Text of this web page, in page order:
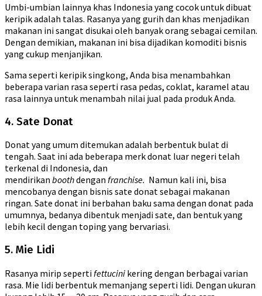
Umbi-umbian lainnya khas Indonesia yang cocok untuk dibuat
keripik adalah talas. Rasanya yang gurih dan khas menjadikan
makanan ini sangat disukai oleh banyak orang sebagai cemilan.
Dengan demikian, makanan ini bisa dijadikan komoditi bisnis
yang cukup menjanjikan.
Sama seperti keripik singkong, Anda bisa menambahkan
beberapa varian rasa seperti rasa pedas, coklat, karamel atau
rasa lainnya untuk menambah nilai jual pada produk Anda.
4. Sate Donat
Donat yang umum ditemukan adalah berbentuk bulat di
tengah. Saat ini ada beberapa merk donat luar negeri telah
terkenal di Indonesia, dan
mendirikan boothdengan franchise. Namun kali ini, bisa
mencobanya dengan bisnis sate donat sebagai makanan
ringan. Sate donat ini berbahan baku sama dengan donat pada
umumnya, bedanya dibentuk menjadi sate, dan bentuk yang
lebih kecil dengan toping yang bervariasi.
5. Mie Lidi
Rasanya mirip seperti fettucini kering dengan berbagai varian
rasa. Mie lidi berbentuk memanjang seperti lidi. Dengan ukuran